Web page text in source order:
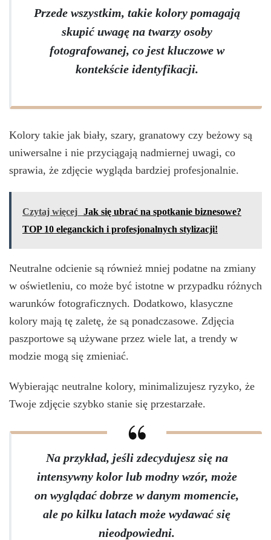
Przede wszystkim, takie kolory pomagają
skupić uwagę na twarzy osoby
fotografowanej, co jest kluczowe w
kontekście identyfikacji.
Kolory takie jak biały, szary, granatowy czy beżowy są
uniwersalne i nie przyciągają nadmiernej uwagi, co
sprawia, że zdjęcie wygląda bardziej profesjonalnie.
Czytaj więcej Jak się ubrać na spotkanie biznesowe?
TOP 10 eleganckich i profesjonalnych stylizacji!
Neutralne odcienie są również mniej podatne na zmiany
w oświetleniu, co może być istotne w przypadku różnych
warunków fotograficznych. Dodatkowo, klasyczne
kolory mają tę zaletę, że są ponadczasowe. Zdjęcia
paszportowe są używane przez wiele lat, a trendy w
modzie mogą się zmieniać.
Wybierając neutralne kolory, minimalizujesz ryzyko, że
Twoje zdjęcie szybko stanie się przestarzałe.
Na przykład, jeśli zdecydujesz się na
intensywny kolor lub modny wzór, może
on wyglądać dobrze w danym momencie,
ale po kilku latach może wydawać się
nieodpowiedni.